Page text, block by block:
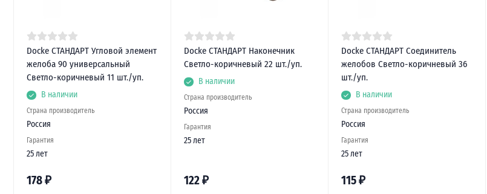
Docke СТАНДАРТ Угловой элемент
желоба 90 универсальный
Светло-коричневый 11 шт./уп.
В наличии
Страна производитель
Россия
Гарантия
25 лет
178₽
Docke СТАНДАРТ Наконечник
Светло-коричневый 22 шт./уп.
В наличии
Страна производитель
Россия
Гарантия
25 лет
122₽
Docke СТАНДАРТ Соединитель
желобов Светло-коричневый 36
шт./уп.
В наличии
Страна производитель
Россия
Гарантия
25 лет
115₽